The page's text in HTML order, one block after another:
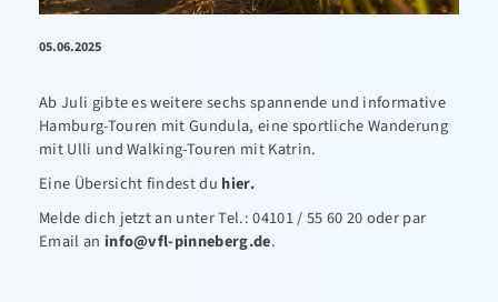
05.06.2025
Ab Juli gibte es weitere sechs spannende und informative
Hamburg-Touren mit Gundula, eine sportliche Wanderung
mit Ulli und Walking-Touren mit Katrin.
Eine Übersicht findest du hier.
Melde dich jetzt an unter Tel.: 04101 / 55 60 20 oder par
Email an info@vfl-pinneberg.de.